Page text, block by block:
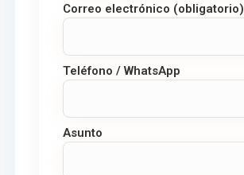
Correo electrónico (obligatorio)
Teléfono / WhatsApp
Asunto